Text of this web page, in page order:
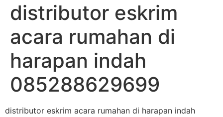
distributor eskrim
acara rumahan di
harapan indah
085288629699
distributor eskrim acara rumahan di harapan indah